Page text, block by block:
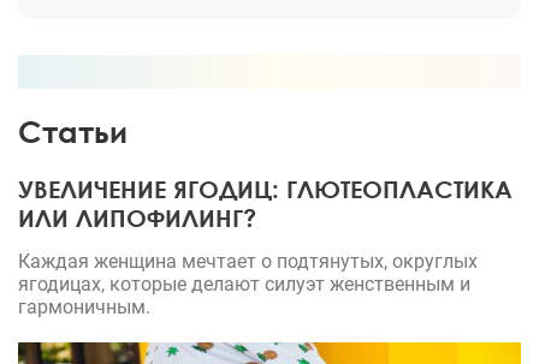
Статьи
УВЕЛИЧЕНИЕ ЯГОДИЦ: ГЛЮТЕОПЛАСТИКА
ИЛИ ЛИПОФИЛИНГ?
Каждая женщина мечтает о подтянутых, округлых
ягодицах, которые делают силуэт женственным и
гармоничным.